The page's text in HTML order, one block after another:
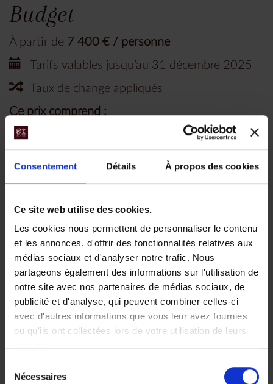
Consentement Détails À propos des cookies
Ce site web utilise des cookies.
Les cookies nous permettent de personnaliser le contenu
et les annonces, d'offrir des fonctionnalités relatives aux
médias sociaux et d'analyser notre trafic. Nous
partageons également des informations sur l'utilisation de
notre site avec nos partenaires de médias sociaux, de
publicité et d'analyse, qui peuvent combiner celles-ci
avec d'autres informations que vous leur avez fournies
ou qu'ils ont collectées lors de votre utilisation de leurs
Nécessaires
Budget
À partir de 7 400 € / personne
Tarifs valables jusqu’au 31 décembre 2025
Taux de change appliqués
Ce prix comprend :
Les vols internationaux Paris / Nairobi et
Nairobi / Paris en classe économique sur
compagnies régulières
Le trajet en avion taxi Masai Mara / Nairobi
Les taxes aériennes
bureau local
Le transfert en véhicule privé à Nairobi le
dernier jour entre l'aéroport Wilson et
l'aéroport international
L’hébergement sur la base de 9 nuits en
chambre double :
2 nuits - Réserve de Samburu - au